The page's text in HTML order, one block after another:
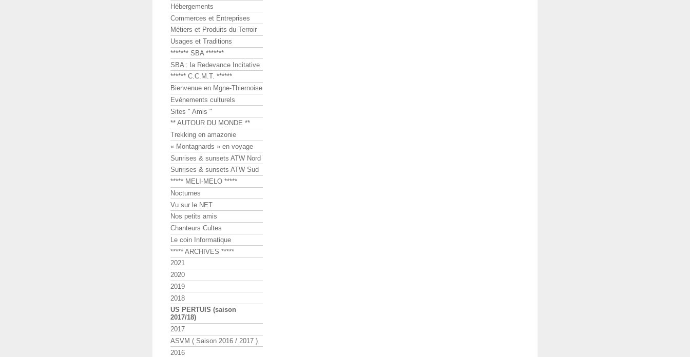
Hébergements
Commerces et Entreprises
Métiers et Produits du Terroir
Usages et Traditions
******* SBA *******
SBA : la Redevance Incitative
****** C.C.M.T. ******
Bienvenue en Mgne-Thiernoise
Evénements culturels
Sites " Amis "
** AUTOUR DU MONDE **
Trekking en amazonie
« Montagnards » en voyage
Sunrises & sunsets ATW Nord
Sunrises & sunsets ATW Sud
***** MELI-MELO *****
Nocturnes
Vu sur le NET
Nos petits amis
Chanteurs Cultes
Le coin Informatique
***** ARCHIVES *****
2021
2020
2019
2018
US PERTUIS (saison
2017/18)
2017
ASVM ( Saison 2016 / 2017 )
2016